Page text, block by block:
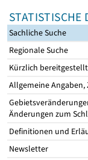
STATISTISCHE
Sachliche Suche
Regionale Suche
Kürzlich
Allgemeine
Änderungen zum
Definitionen und
Newsletter